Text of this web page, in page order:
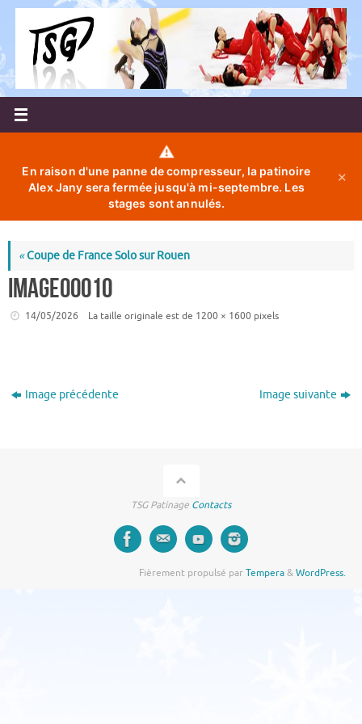
Passer
contenu
⚠️
En raison d'une panne de compresseur, la patinoire
Alex Jany sera fermée jusqu'à mi-septembre. Les
stages sont annulés.
✕
«Coupe de France Solo sur Rouen
image00010
14/05/2026 La taille originale est de 1200 × 1600 pixels
Image précédente Image suivante
TSG Patinage Contacts
Fièrement propulsé parTempera&WordPress.